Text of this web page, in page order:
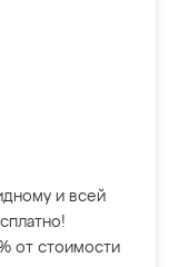
и всей
от стоимости